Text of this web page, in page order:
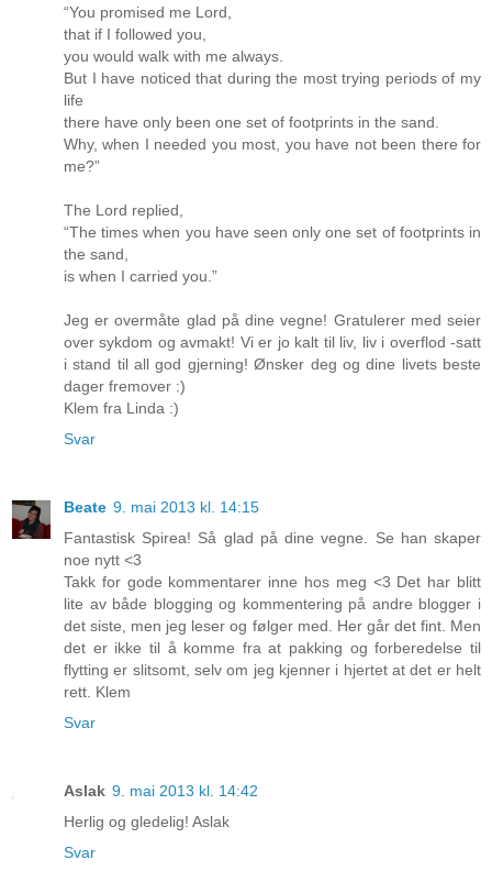
“You promised me Lord,
that if I followed you,
you would walk with me always.
But I have noticed that during the most trying periods of my
life
there have only been one set of footprints in the sand.
Why, when I needed you most, you have not been there for
me?”
The Lord replied,
“The times when you have seen only one set of footprints in
the sand,
is when I carried you.”
Jeg er overmåte glad på dine vegne! Gratulerer med seier
over sykdom og avmakt! Vi er jo kalt til liv, liv i overflod -satt
i stand til all god gjerning! Ønsker deg og dine livets beste
dager fremover :)
Klem fra Linda :)
Svar
Beate 9. mai 2013 kl. 14:15
Fantastisk Spirea! Så glad på dine vegne. Se han skaper
noe nytt <3
Takk for gode kommentarer inne hos meg <3 Det har blitt
lite av både blogging og kommentering på andre blogger i
det siste, men jeg leser og følger med. Her går det fint. Men
det er ikke til å komme fra at pakking og forberedelse til
flytting er slitsomt, selv om jeg kjenner i hjertet at det er helt
rett. Klem
Svar
Aslak 9. mai 2013 kl. 14:42
Herlig og gledelig! Aslak
Svar